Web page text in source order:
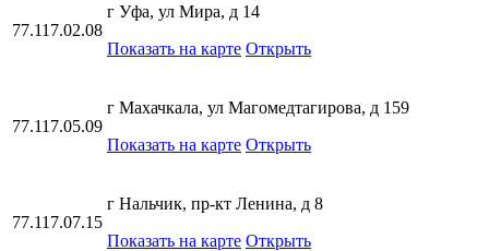
77.117.02.08
г Уфа, ул Мира, д 14
Показать на карте Открыть
77.117.05.09
г Махачкала, ул Магомедтагирова, д 159
Показать на карте Открыть
77.117.07.15
г Нальчик, пр-кт Ленина, д 8
Показать на карте Открыть